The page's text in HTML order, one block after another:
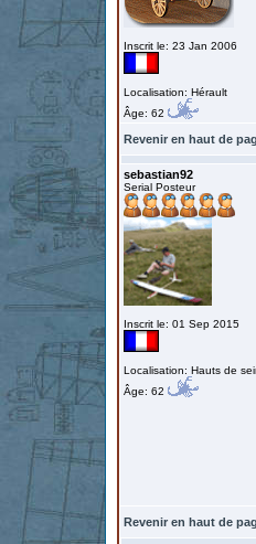
Inscrit le: 23 Jan 2006
Localisation: Hérault
Âge: 62
Revenir en haut de
sebastian92
Serial Posteur
Inscrit le: 01 Sep 2015
Localisation: Hauts de
Âge: 62
Revenir en haut de